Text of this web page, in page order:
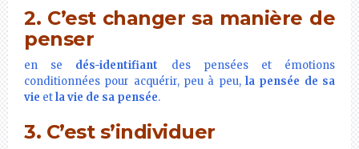
2. C’est changer sa manière de
penser
en se dés-identifiant des pensées et émotions
conditionnées pour acquérir, peu à peu, la pensée de sa
vie etla vie de sa pensée.
3. C’est s’individuer